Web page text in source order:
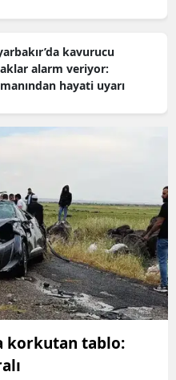
kavurucu
alarm veriyor:
hayati uyarı
korkutan tablo: